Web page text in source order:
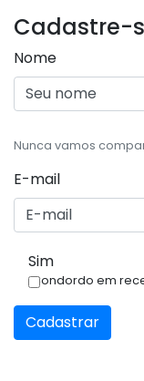
Cadastre-
Nome
Nunca vamos
E-mail
Sim
Condordo em
Cadastrar